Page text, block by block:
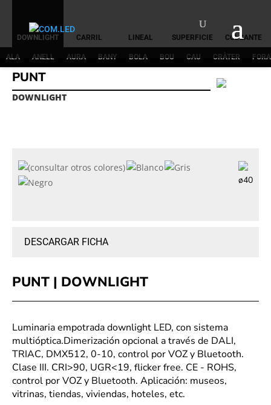
DOWNLIGHT
ALA ANELL AURA BANY BOLA BOU CAU CRÀTER
CARRIL LINEAL SUPERFICIE COLGANTE
PUNT
DOWNLIGHT
ø40
DESCARGAR FICHA
PUNT | DOWNLIGHT
Luminaria empotrada downlight LED, con sistema
multióptica.Dimerización opcional a través de DALI,
TRIAC, DMX512, 0-10, control por VOZ y Bluetooth.
Clase III. CRI>90, UGR<19, flicker free. CE - ROHS,
control por VOZ y Bluetooth. Aplicación: museos,
vitrinas, tiendas, viviendas, hoteles, etc.